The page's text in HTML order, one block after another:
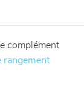
complément
rangement